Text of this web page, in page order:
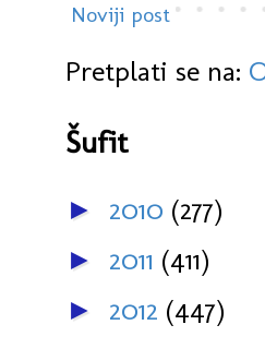
Noviji post
Pretplati se na:
Šufit
► 2010 (277)
► 2011 (411)
► 2012 (447)